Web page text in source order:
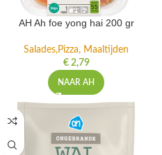
AH Ah foe yong hai 200 gr
Salades,Pizza, Maaltijden
€2,79
NAAR AH